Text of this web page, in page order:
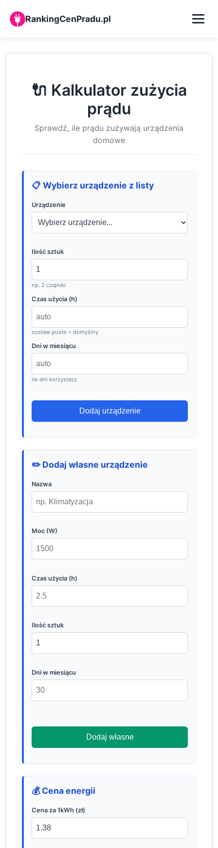
RankingCenPradu.pl
Kalkulator zużycia prądu
Baza wiedzy
🔌 Kalkulator zużycia
prądu
Sprawdź, ile prądu zużywają urządzenia
domowe
📋 Wybierz urządzenie z listy
Urządzenie
Ilość sztuk
np. 2 czajniki
Czas użycia (h)
zostaw puste = domyślny
Dni w miesiącu
ile dni korzystasz
Dodaj urządzenie
✏️ Dodaj własne urządzenie
Nazwa
Moc (W)
Czas użycia (h)
Ilość sztuk
Dni w miesiącu
Dodaj własne
💰 Cena energii
Cena za 1kWh (zł)